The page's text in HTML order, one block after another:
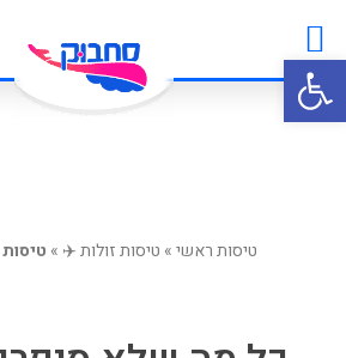
טיסות ראשי» טיסות זולות ✈️ » טיסות
פתח סרגל נגישות